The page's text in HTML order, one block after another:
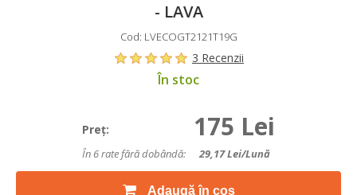
- LAVA
Cod: LVECOGT2121T19G
3 Recenzii
În stoc
Preţ: 175 Lei
În 6 rate fără dobândă: 29,17Lei/lună
Adaugă în coș